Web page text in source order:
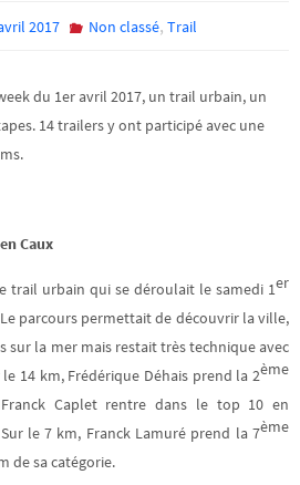
2017 Non classé, Trail
du 1er avril 2017, un trail urbain, un
14 trailers y ont participé avec une
Caux
trail urbain qui se déroulait le samedi 1er
parcours permettait de découvrir la ville,
sur la mer mais restait très technique avec
14 km, Frédérique Déhais prend la 2ème
Caplet rentre dans le top 10 en
le 7 km, Franck Lamuré prend la 7ème
de sa catégorie.